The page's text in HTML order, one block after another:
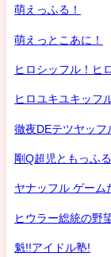
萌えっふる！
萌えっとこあに！
ヒロシッフル！ヒ
ヒロユキユキッフ
徹夜DEテツヤッフ
剛Q超児ともっふる
ヤナッフル ゲーム
ヒウラー総統の野
魁!!アイドル塾!